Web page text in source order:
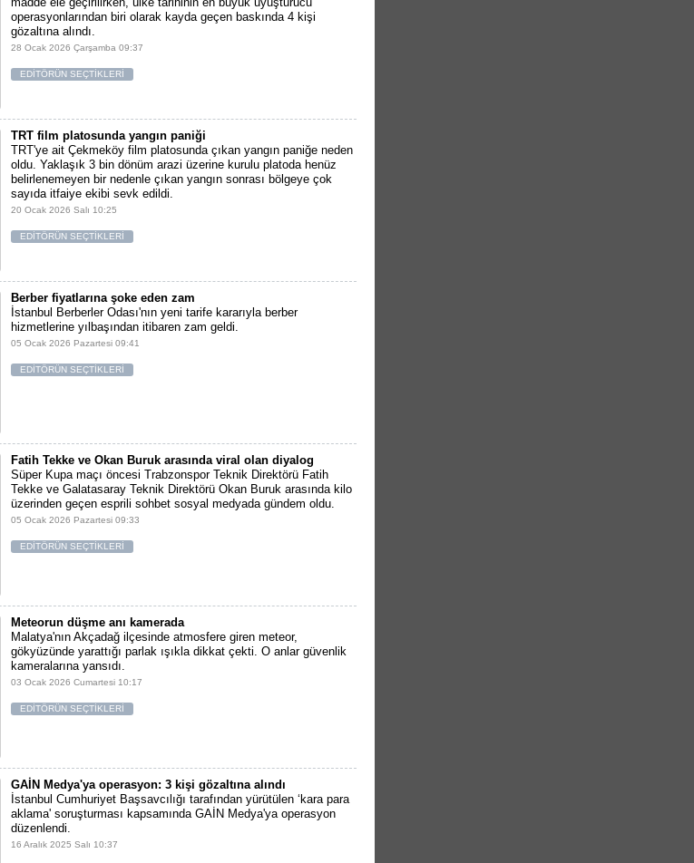
operasyonlarından biri olarak kayda geçen baskında 4 kişi
gözaltına alındı.
28 Ocak 2026 Çarşamba 09:37
EDİTÖRÜN SEÇTİKLERİ
TRT film platosunda yangın paniği
TRT'ye ait Çekmeköy film platosunda çıkan yangın paniğe neden
oldu. Yaklaşık 3 bin dönüm arazi üzerine kurulu platoda henüz
belirlenemeyen bir nedenle çıkan yangın sonrası bölgeye çok
sayıda itfaiye ekibi sevk edildi.
20 Ocak 2026 Salı 10:25
EDİTÖRÜN SEÇTİKLERİ
Berber fiyatlarına şoke eden zam
İstanbul Berberler Odası'nın yeni tarife kararıyla berber
hizmetlerine yılbaşından itibaren zam geldi.
05 Ocak 2026 Pazartesi 09:41
EDİTÖRÜN SEÇTİKLERİ
Fatih Tekke ve Okan Buruk arasında viral olan diyalog
Süper Kupa maçı öncesi Trabzonspor Teknik Direktörü Fatih
Tekke ve Galatasaray Teknik Direktörü Okan Buruk arasında kilo
üzerinden geçen esprili sohbet sosyal medyada gündem oldu.
05 Ocak 2026 Pazartesi 09:33
EDİTÖRÜN SEÇTİKLERİ
Meteorun düşme anı kamerada
Malatya'nın Akçadağ ilçesinde atmosfere giren meteor,
gökyüzünde yarattığı parlak ışıkla dikkat çekti. O anlar güvenlik
kameralarına yansıdı.
03 Ocak 2026 Cumartesi 10:17
EDİTÖRÜN SEÇTİKLERİ
GAİN Medya'ya operasyon: 3 kişi gözaltına alındı
İstanbul Cumhuriyet Başsavcılığı tarafından yürütülen ‘kara para
aklama' soruşturması kapsamında GAİN Medya'ya operasyon
düzenlendi.
16 Aralık 2025 Salı 10:37